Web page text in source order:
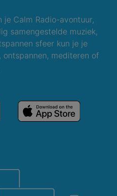
Calm Radio-avontuur,
samengestelde muziek,
sfeer kun je je
mediteren of